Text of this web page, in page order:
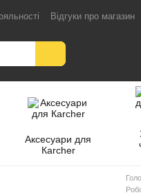
Відгуки про магазин
Аксесуари для
Кarcher